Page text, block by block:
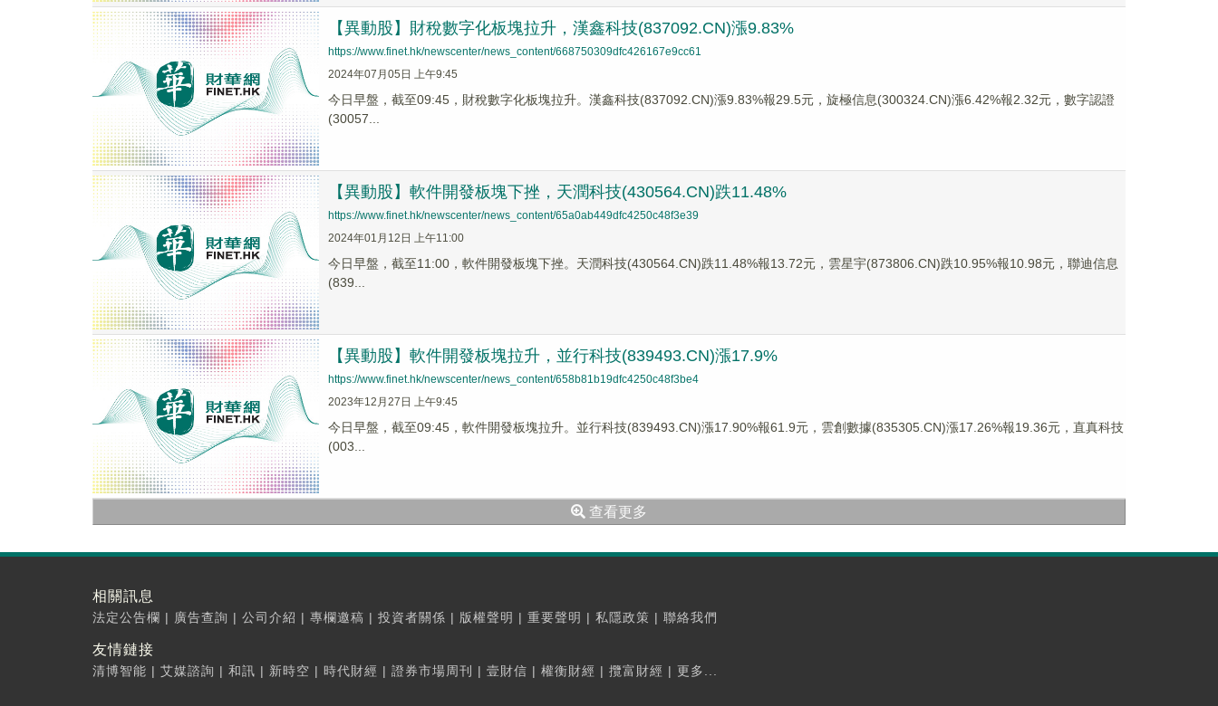
【異動股】財稅數字化板塊拉升，漢鑫科技(837092.CN)漲9.83%
https://www.finet.hk/newscenter/news_content/668750309dfc426167e9cc61
2024年07月05日 上午9:45
今日早盤，截至09:45，財稅數字化板塊拉升。漢鑫科技(837092.CN)漲9.83%報29.5元，旋極信息(300324.CN)漲6.42%報2.32元，數字認證
(30057...
【異動股】軟件開發板塊下挫，天潤科技(430564.CN)跌11.48%
https://www.finet.hk/newscenter/news_content/65a0ab449dfc4250c48f3e39
2024年01月12日 上午11:00
今日早盤，截至11:00，軟件開發板塊下挫。天潤科技(430564.CN)跌11.48%報13.72元，雲星宇(873806.CN)跌10.95%報10.98元，聯迪信息
(839...
【異動股】軟件開發板塊拉升，並行科技(839493.CN)漲17.9%
https://www.finet.hk/newscenter/news_content/658b81b19dfc4250c48f3be4
2023年12月27日 上午9:45
今日早盤，截至09:45，軟件開發板塊拉升。並行科技(839493.CN)漲17.90%報61.9元，雲創數據(835305.CN)漲17.26%報19.36元，直真科技
(003...
查看更多
相關訊息
法定公告欄 | 廣告查詢 | 公司介紹 | 專欄邀稿 | 投資者關係 | 版權聲明 | 重要聲明 | 私隱政策 | 聯絡我們
友情鏈接
清博智能 | 艾媒諮詢 | 和訊 | 新時空 | 時代財經 | 證券市場周刊 | 壹財信 | 權衡財經 | 攬富財經 | 更多...